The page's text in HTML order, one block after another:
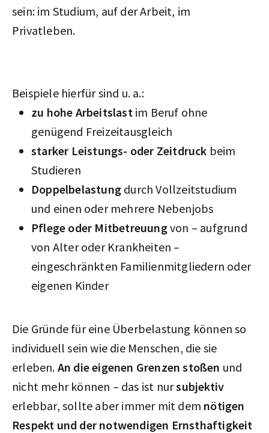
sein: im Studium, auf der Arbeit, im
Privatleben.
Beispiele hierfür sind u. a.:
zu hohe Arbeitslast im Beruf ohne
genügend Freizeitausgleich
starker Leistungs- oder Zeitdruck beim
Studieren
Doppelbelastung durch Vollzeitstudium
und einen oder mehrere Nebenjobs
Pflege oder Mitbetreuungvon – aufgrund
von Alter oder Krankheiten –
eingeschränkten Familienmitgliedern oder
eigenen Kinder
Die Gründe für eine Überbelastung können so
individuell sein wie die Menschen, die sie
erleben. An die eigenen Grenzen stoßen und
nicht mehr können – das ist nursubjektiv
erlebbar, sollte aber immer mit dem nötigen
Respekt und der notwendigen Ernsthaftigkeit